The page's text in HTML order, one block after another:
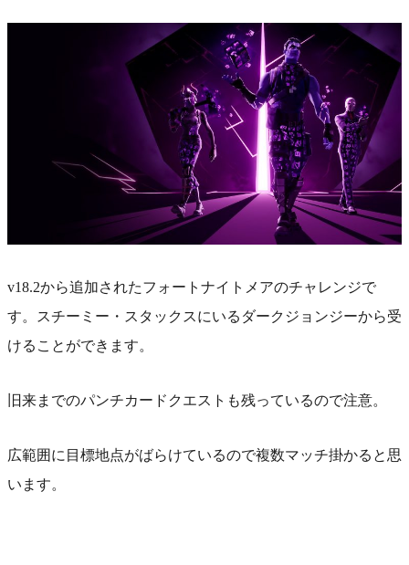
v18.2から追加されたフォートナイトメアのチャレンジで
す。スチーミー・スタックスにいるダークジョンジーから受
けることができます。
旧来までのパンチカードクエストも残っているので注意。
広範囲に目標地点がばらけているので複数マッチ掛かると思
います。